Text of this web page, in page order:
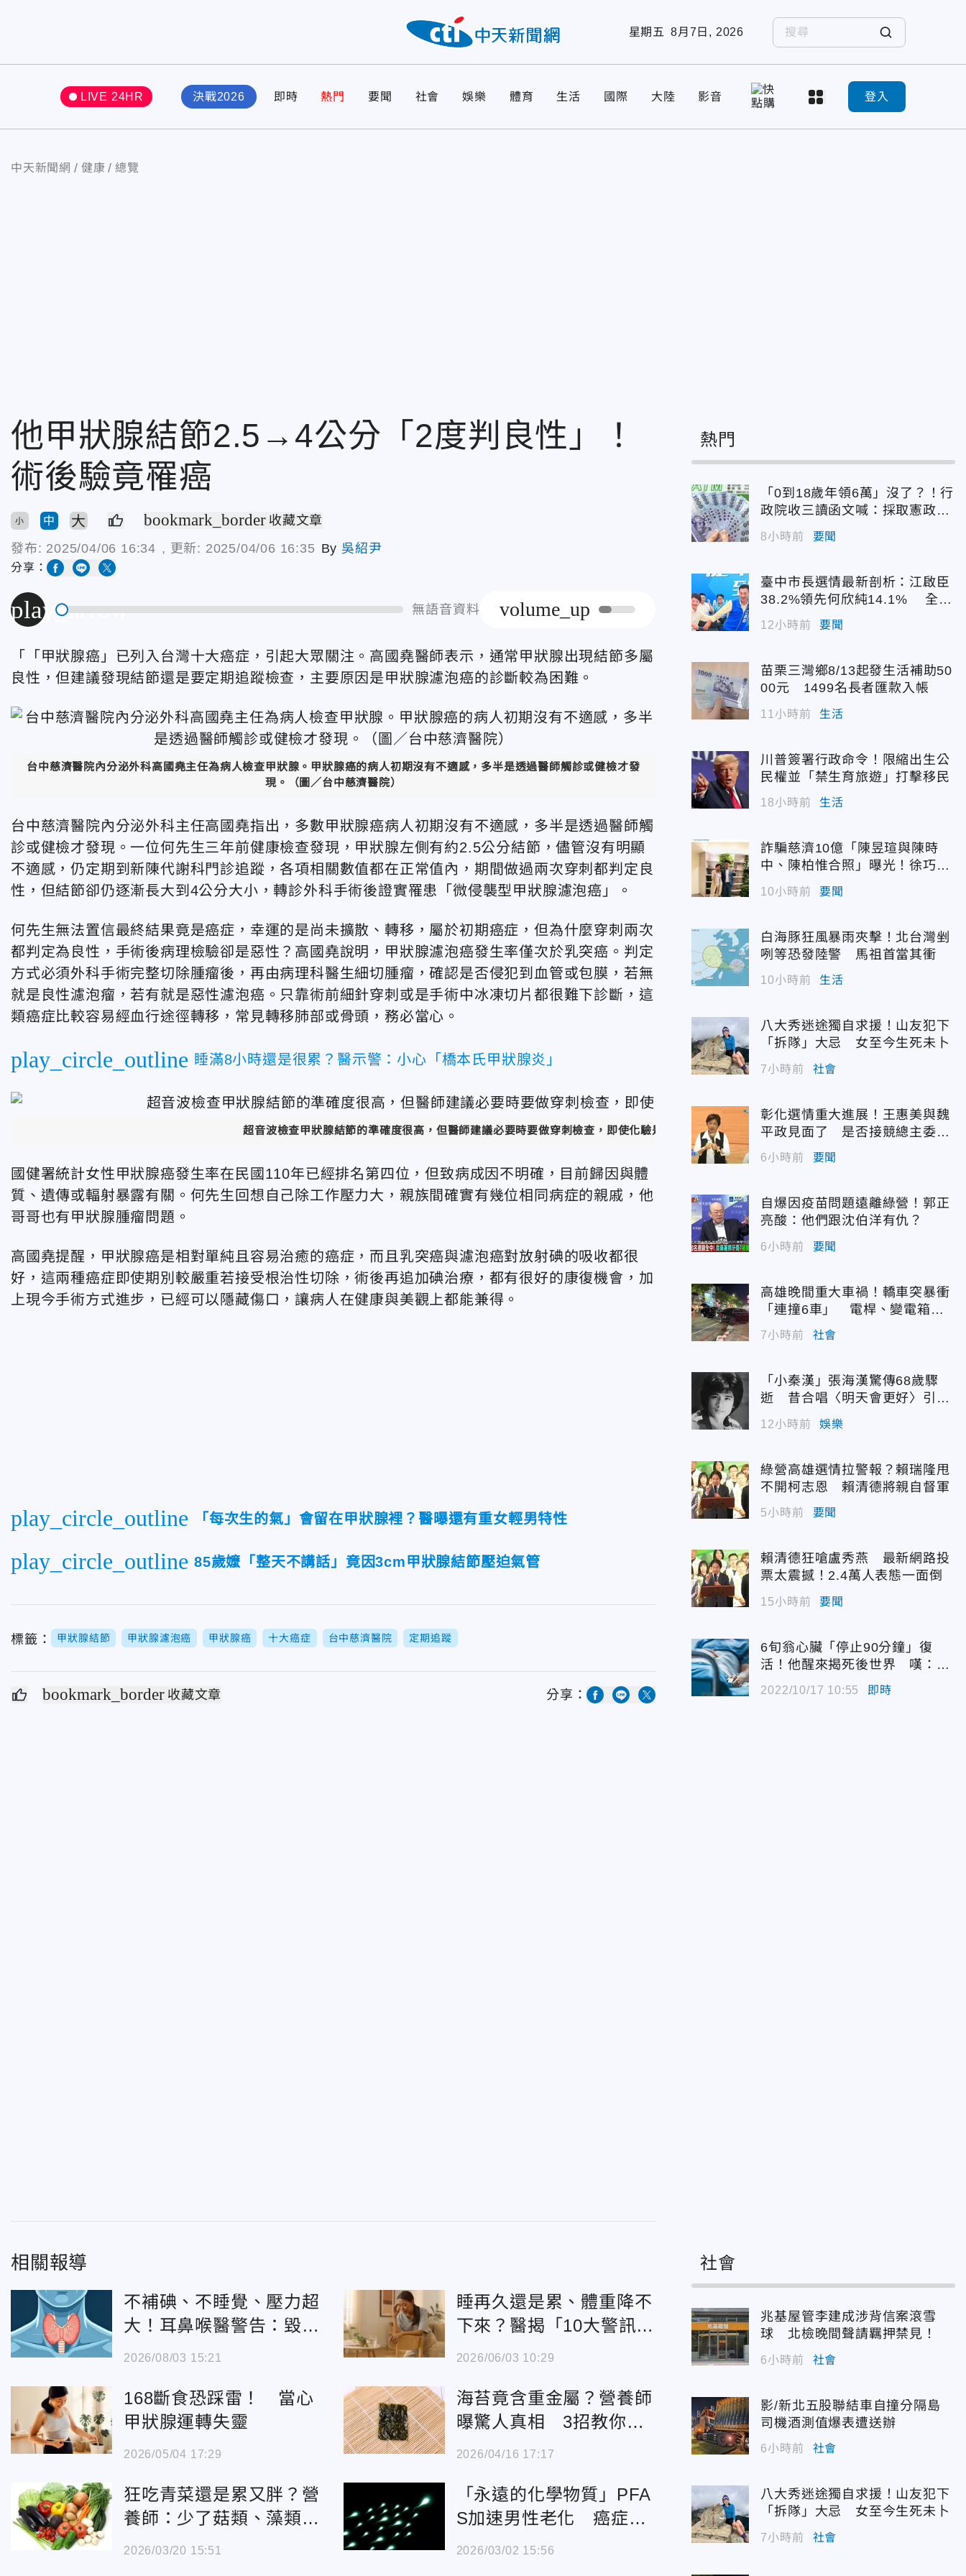
星期五 8月7日, 2026
LIVE 24HR 決戰2026 即時 熱門 要聞 社會 娛樂 體育 生活 國際 大陸 影音 登入
中天新聞網 健康 總覽
他甲狀腺結節2.5→4公分「2度判良性」！
術後驗竟罹癌
小 中 大 bookmark_border 收藏文章
發布: 2025/04/06 16:34 , 更新: 2025/04/06 16:35 By 吳紹尹
分享：
play_arrow 無語音資料 volume_up
「
「甲狀腺癌」已列入台灣十大癌症，引起大眾關注。高國堯醫師表示，通常甲狀腺出現結節多屬
良性，但建議發現結節還是要定期追蹤檢查，主要原因是甲狀腺濾泡癌的診斷較為困難。
台中慈濟醫院內分泌外科高國堯主任為病人檢查甲狀腺。甲狀腺癌的病人初期沒有不適感，多半是透過醫師觸診或健檢才發
現。（圖／台中慈濟醫院）
台中慈濟醫院內分泌外科主任高國堯指出， 多數甲狀腺癌病人初期沒有不適感，多半是透過醫師觸
診或健檢才發現。一位何先生三年前健康檢查發現，甲狀腺左側有約2.5公分結節，儘管沒有明顯
不適感，仍定期到新陳代謝科門診追蹤，各項相關數值都在正常值內，期間做過兩次穿刺都判定良
性，但結節卻仍逐漸長大到4公分大小，轉診外科手術後證實罹患「微侵襲型甲狀腺濾泡癌」。
何先生無法置信最終結果竟是癌症，幸運的是尚未擴散、轉移，屬於初期癌症，但為什麼穿刺兩次
都判定為良性，手術後病理檢驗卻是惡性？高國堯說明，甲狀腺濾泡癌發生率僅次於乳突癌。判定
方式必須外科手術完整切除腫瘤後，再由病理科醫生細切腫瘤，確認是否侵犯到血管或包膜，若無
就是良性濾泡瘤，若有就是惡性濾泡癌。只靠術前細針穿刺或是手術中冰凍切片都很難下診斷，這
類癌症比較容易經血行途徑轉移，常見轉移肺部或骨頭，務必當心。
play_circle_outline 睡滿8小時還是很累？醫示警：小心「橋本氏甲狀腺炎」
超音波檢查甲狀腺結節的準確度很高，但醫師建議必要時要做穿刺檢查，即使化驗是良性也不能掉以輕心。（圖／台中慈濟醫院）
國健署統計女性甲狀腺癌發生率在民國110年已經排名第四位，但致病成因不明確，目前歸因與體
質、遺傳或輻射暴露有關。何先生回想自己除工作壓力大，親族間確實有幾位相同病症的親戚，他
哥哥也有甲狀腺腫瘤問題。
高國堯提醒，甲狀腺癌是相對單純且容易治癒的癌症，而且乳突癌與濾泡癌對放射碘的吸收都很
好，這兩種癌症即使期別較嚴重若接受根治性切除，術後再追加碘治療，都有很好的康復機會，加
上現今手術方式進步，已經可以隱藏傷口，讓病人在健康與美觀上都能兼得。
play_circle_outline 「每次生的氣」會留在甲狀腺裡？醫曝還有重女輕男特性
play_circle_outline 85歲嬤「整天不講話」竟因3cm甲狀腺結節壓迫氣管
標籤： 甲狀腺結節 甲狀腺濾泡癌 甲狀腺癌 十大癌症 台中慈濟醫院 定期追蹤
bookmark_border 收藏文章 分享：
相關報導
不補碘、不睡覺、壓力超
大！耳鼻喉醫警告：毀掉
甲狀腺
2026/08/03 15:21
睡再久還是累、體重降不
下來？醫揭「10大警訊」
別輕忽
2026/06/03 10:29
168斷食恐踩雷！ 當心
甲狀腺運轉失靈
2026/05/04 17:29
海苔竟含重金屬？營養師
曝驚人真相 3招教你安
全挑選
2026/04/16 17:17
狂吃青菜還是累又胖？營
養師：少了菇類、藻類代
謝全垮
2026/03/20 15:51
「永遠的化學物質」PFA
S加速男性老化 癌症機
率大增！
2026/03/02 15:56
熱門
「0到18歲年領6萬」沒了？！行
政院收三讀函文喊：採取憲政作
為
8小時前 要聞
臺中市長選情最新剖析：江啟臣
38.2%領先何欣純14.1% 全世
代支持度全面居首
12小時前 要聞
苗栗三灣鄉8/13起發生活補助50
00元 1499名長者匯款入帳
11小時前 生活
川普簽署行政命令！限縮出生公
民權並「禁生育旅遊」打擊移民
18小時前 生活
詐騙慈濟10億「陳昱瑄與陳時
中、陳柏惟合照」曝光！徐巧芯
震撼出手
10小時前 要聞
白海豚狂風暴雨夾擊！北台灣剉
咧等恐發陸警 馬祖首當其衝
10小時前 生活
八大秀迷途獨自求援！山友犯下
「拆隊」大忌 女至今生死未卜
7小時前 社會
彰化選情重大進展！王惠美與魏
平政見面了 是否接競總主委態
度曝光
6小時前 要聞
自爆因疫苗問題遠離綠營！郭正
亮酸：他們跟沈伯洋有仇？
6小時前 要聞
高雄晚間重大車禍！轎車突暴衝
「連撞6車」 電桿、變電箱全
遭殃
7小時前 社會
「小秦漢」張海漢驚傳68歲驟
逝 昔合唱〈明天會更好〉引追
12小時前 娛樂
綠營高雄選情拉警報？賴瑞隆甩
不開柯志恩 賴清德將親自督軍
5小時前 要聞
賴清德狂嗆盧秀燕 最新網路投
票太震撼！2.4萬人表態一面倒
15小時前 要聞
6旬翁心臟「停止90分鐘」復
活！他醒來揭死後世界 嘆：很
2022/10/17 10:55 即時
社會
兆基屋管李建成涉背信案滾雪
球 北檢晚間聲請羈押禁見！
6小時前 社會
影/新北五股聯結車自撞分隔島
司機酒測值爆表遭送辦
6小時前 社會
八大秀迷途獨自求援！山友犯下
「拆隊」大忌 女至今生死未卜
7小時前 社會